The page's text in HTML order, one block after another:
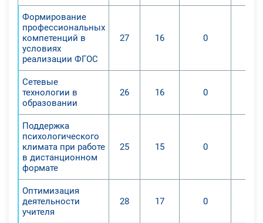
Формирование
профессиональных
компетенций в
условиях
реализации ФГОС
27 16 0
Сетевые
технологии в
образовании
26 16 0
Поддержка
психологического
климата при работе
в дистанционном
формате
25 15 0
Оптимизация
деятельности
учителя
28 17 0